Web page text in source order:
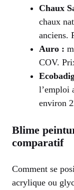
Chaux
chaux
anciens.
Auro :
COV.
l’emploi
environ
Blime
comparatif
Comment se
acrylique ou